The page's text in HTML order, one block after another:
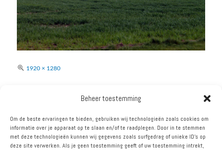
Beheer toestemming
Om de beste ervaringen te bieden, gebruiken wij technologieën zoals cookies om
informatie over je apparaat op te slaan en/of te raadplegen. Door in te stemmen
met deze technologieën kunnen wij gegevens zoals surfgedrag of unieke ID's op
deze site verwerken. Als je geen toestemming geeft of uw toestemming intrekt,
Volledige
1920 × 1280
JAPANSE AUTOHISTORIE IN
DE ZEEUWSE POLDER